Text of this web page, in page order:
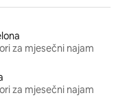
za mjesečni najam
za mjesečni najam